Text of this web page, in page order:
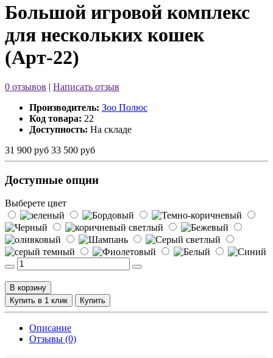
Большой игровой комплекс
для нескольких кошек
(Арт-22)
0 отзывов | Написать отзыв
Производитель: Зоо Полюс
Код товара: 22
Доступность: На складе
31 900 руб 33 500 руб
Доступные опции
Выберете цвет
В корзину
Купить в 1 клик
Купить
Описание
Отзывы (0)